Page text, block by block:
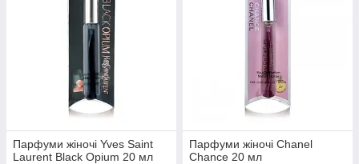
Парфуми жіночі Yves Saint
Laurent Black Opium 20 мл
Парфуми жіночі Chanel
Chance 20 мл